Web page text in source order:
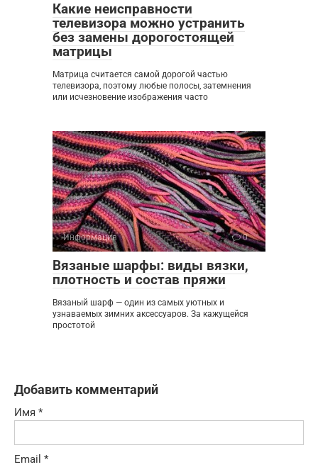
Какие неисправности
телевизора можно устранить
без замены дорогостоящей
матрицы
Матрица считается самой дорогой частью
телевизора, поэтому любые полосы, затемнения
или исчезновение изображения часто
Информация 0
Вязаные шарфы: виды вязки,
плотность и состав пряжи
Вязаный шарф — один из самых уютных и
узнаваемых зимних аксессуаров. За кажущейся
простотой
Добавить комментарий
Имя *
Email *